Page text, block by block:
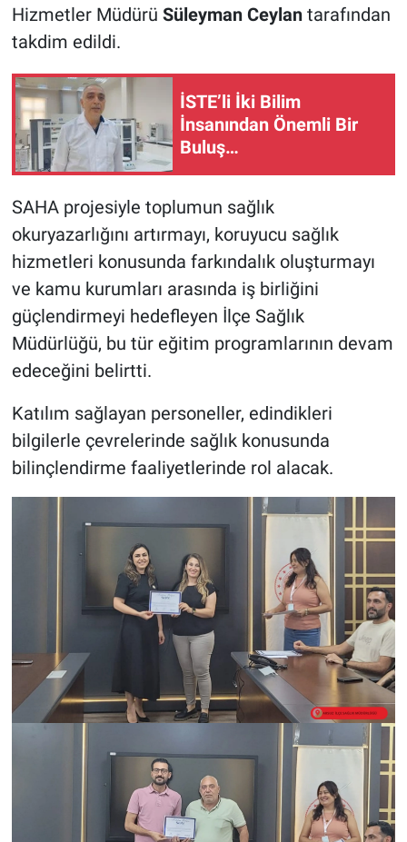
Hizmetler Müdürü Süleyman Ceylantarafından
takdim edildi.
İSTE’li İki Bilim
İnsanından Önemli Bir
Buluş…
SAHA projesiyle toplumun sağlık
okuryazarlığını artırmayı, koruyucu sağlık
hizmetleri konusunda farkındalık oluşturmayı
ve kamu kurumları arasında iş birliğini
güçlendirmeyi hedefleyen İlçe Sağlık
Müdürlüğü, bu tür eğitim programlarının devam
edeceğini belirtti.
Katılım sağlayan personeller, edindikleri
bilgilerle çevrelerinde sağlık konusunda
bilinçlendirme faaliyetlerinde rol alacak.